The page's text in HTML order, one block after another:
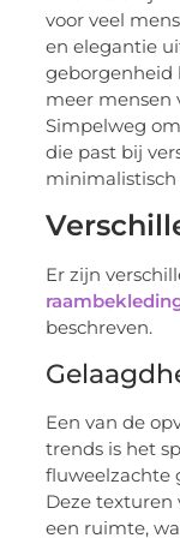
voor veel
en elegantie
geborgenheid
meer mensen
Simpelweg
die past bij
Er zijn
beschreven.
Een van de
trends is het
fluweelzachte
Deze texturen
een ruimte,